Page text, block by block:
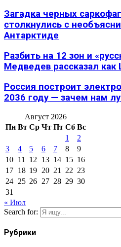
Загадка черных
столкнулись с
Антарктиде
Разбить на 12 зон и
Медведев рассказал как
Россия построит
2036 году — зачем нам
Август 2026
Пн Вт Ср Чт Пт Сб Вс
1
2
3
4 5 6 7 8
9
10 11 12 13 14 15 16
17 18 19 20 21 22 23
24 25 26 27 28 29 30
31
« Июл
Search for:
Рубрики